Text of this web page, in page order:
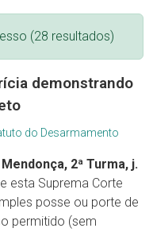
(28 resultados)
demonstrando
do Desarmamento
2ª Turma, j.
esta Suprema Corte
posse ou porte de
permitido (sem